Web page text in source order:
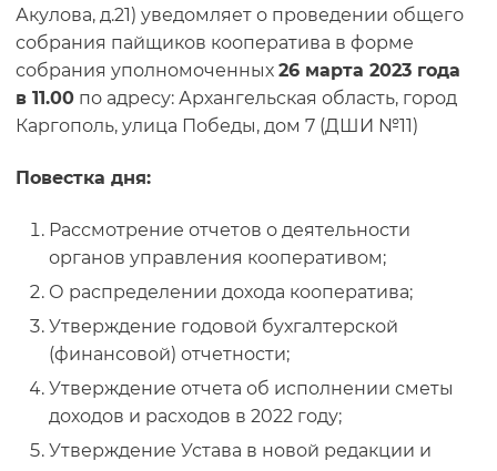
Акулова, д.21) уведомляет о проведении общего
собрания пайщиков кооператива в форме
собрания уполномоченных 26 марта 2023 года
в 11.00 по адресу: Архангельская область, город
Каргополь, улица Победы, дом 7 (ДШИ №11)
Повестка дня:
Рассмотрение отчетов о деятельности
органов управления кооперативом;
О распределении дохода кооператива;
Утверждение годовой бухгалтерской
(финансовой) отчетности;
Утверждение отчета об исполнении сметы
доходов и расходов в 2022 году;
Утверждение Устава в новой редакции и